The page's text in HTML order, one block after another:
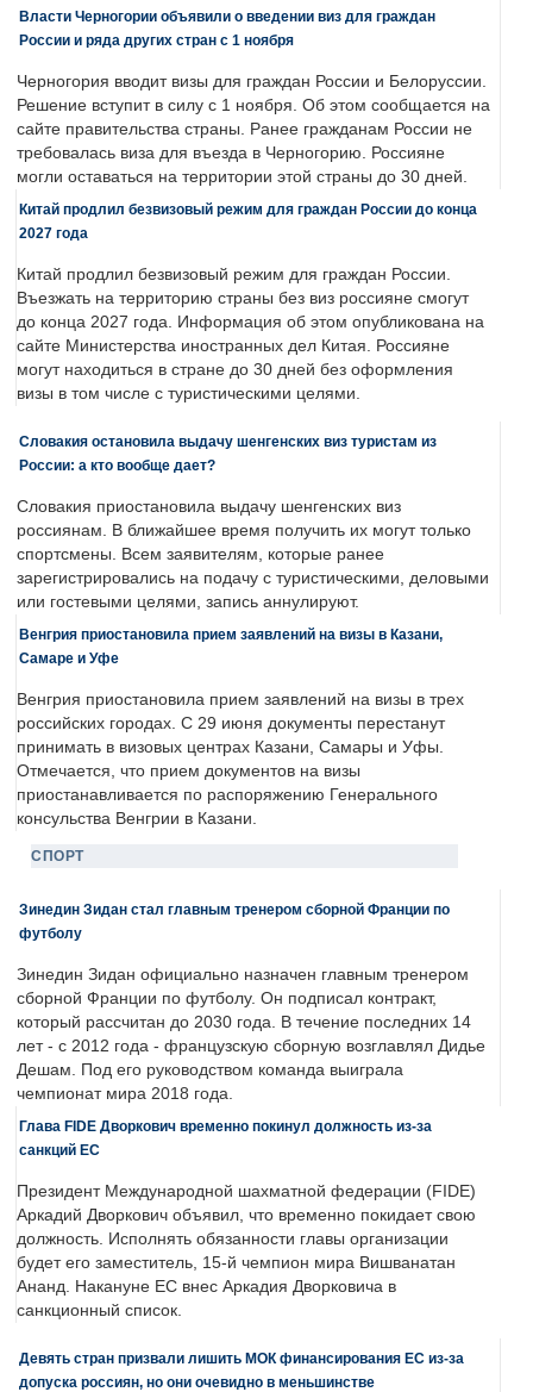
Власти Черногории объявили о введении виз для граждан
России и ряда других стран с 1 ноября
Черногория вводит визы для граждан России и Белоруссии.
Решение вступит в силу с 1 ноября. Об этом сообщается на
сайте правительства страны. Ранее гражданам России не
требовалась виза для въезда в Черногорию. Россияне
могли оставаться на территории этой страны до 30 дней.
Китай продлил безвизовый режим для граждан России до конца
2027 года
Китай продлил безвизовый режим для граждан России.
Въезжать на территорию страны без виз россияне смогут
до конца 2027 года. Информация об этом опубликована на
сайте Министерства иностранных дел Китая. Россияне
могут находиться в стране до 30 дней без оформления
визы в том числе с туристическими целями.
Словакия остановила выдачу шенгенских виз туристам из
России: а кто вообще дает?
Словакия приостановила выдачу шенгенских виз
россиянам. В ближайшее время получить их могут только
спортсмены. Всем заявителям, которые ранее
зарегистрировались на подачу с туристическими, деловыми
или гостевыми целями, запись аннулируют.
Венгрия приостановила прием заявлений на визы в Казани,
Самаре и Уфе
Венгрия приостановила прием заявлений на визы в трех
российских городах. С 29 июня документы перестанут
принимать в визовых центрах Казани, Самары и Уфы.
Отмечается, что прием документов на визы
приостанавливается по распоряжению Генерального
консульства Венгрии в Казани.
СПОРТ
Зинедин Зидан стал главным тренером сборной Франции по
футболу
Зинедин Зидан официально назначен главным тренером
сборной Франции по футболу. Он подписал контракт,
который рассчитан до 2030 года. В течение последних 14
лет - с 2012 года - французскую сборную возглавлял Дидье
Дешам. Под его руководством команда выиграла
чемпионат мира 2018 года.
Глава FIDE Дворкович временно покинул должность из-за
санкций ЕС
Президент Международной шахматной федерации (FIDE)
Аркадий Дворкович объявил, что временно покидает свою
должность. Исполнять обязанности главы организации
будет его заместитель, 15-й чемпион мира Вишванатан
Ананд. Накануне ЕС внес Аркадия Дворковича в
санкционный список.
Девять стран призвали лишить МОК финансирования ЕС из-за
допуска россиян, но они очевидно в меньшинстве